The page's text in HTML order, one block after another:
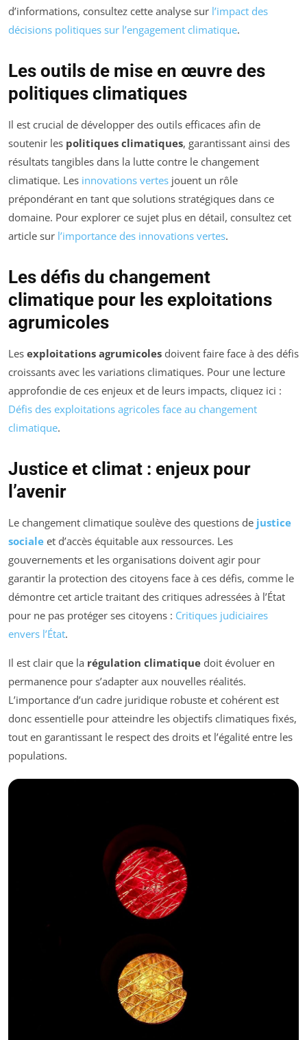
d’informations, consultez cette analyse sur l’impact des
décisions politiques sur l’engagement climatique.
Les outils de mise en œuvre des
politiques climatiques
Il est crucial de développer des outils efficaces afin de
soutenir les politiques climatiques, garantissant ainsi des
résultats tangibles dans la lutte contre le changement
climatique. Les innovations vertes jouent un rôle
prépondérant en tant que solutions stratégiques dans ce
domaine. Pour explorer ce sujet plus en détail, consultez cet
article sur l’importance des innovations vertes.
Les défis du changement
climatique pour les exploitations
agrumicoles
Les exploitations agrumicoles doivent faire face à des défis
croissants avec les variations climatiques. Pour une lecture
approfondie de ces enjeux et de leurs impacts, cliquez ici :
Défis des exploitations agricoles face au changement
climatique.
Justice et climat : enjeux pour
l’avenir
Le changement climatique soulève des questions de justice
sociale et d’accès équitable aux ressources. Les
gouvernements et les organisations doivent agir pour
garantir la protection des citoyens face à ces défis, comme le
démontre cet article traitant des critiques adressées à l’État
pour ne pas protéger ses citoyens : Critiques judiciaires
envers l’État.
Il est clair que la régulation climatique doit évoluer en
permanence pour s’adapter aux nouvelles réalités.
L’importance d’un cadre juridique robuste et cohérent est
donc essentielle pour atteindre les objectifs climatiques fixés,
tout en garantissant le respect des droits et l’égalité entre les
populations.